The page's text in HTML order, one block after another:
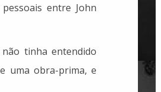
entre John
tinha entendido
uma obra-prima, e